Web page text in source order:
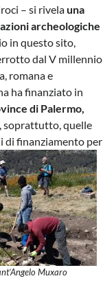
– si rivelauna
archeologiche
in questo sito,
dal V millennio
romana e
ha finanziato in
di Palermo,
soprattutto, quelle
di finanziamento per
Muxaro